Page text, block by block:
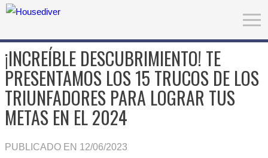
¡INCREÍBLE DESCUBRIMIENTO! TE
PRESENTAMOS LOS 15 TRUCOS DE LOS
TRIUNFADORES PARA LOGRAR TUS
METAS EN EL 2024
PUBLICADO EN 12/06/2023